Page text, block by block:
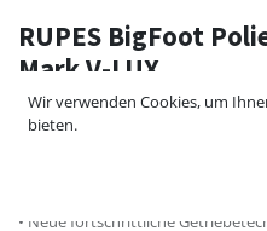
RUPES BigFoot
Mark V-LUX
RUPES BigFoot LHR15V STD
Die Weiterentwicklung der
• Geräuscharmes Design und
• Neue fortschrittliche
Wir verwenden Cookies, um
bieten.